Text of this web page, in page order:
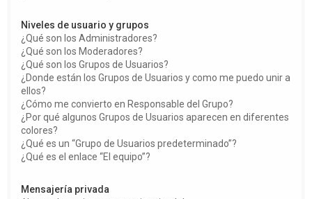
Niveles de usuario y grupos
¿Qué son los Administradores?
¿Qué son los Moderadores?
¿Qué son los Grupos de Usuarios?
¿Donde están los Grupos de Usuarios y como me puedo unir a
ellos?
¿Cómo me convierto en Responsable del Grupo?
¿Por qué algunos Grupos de Usuarios aparecen en diferentes
colores?
¿Qué es un “Grupo de Usuarios predeterminado”?
¿Qué es el enlace “El equipo”?
Mensajería privada